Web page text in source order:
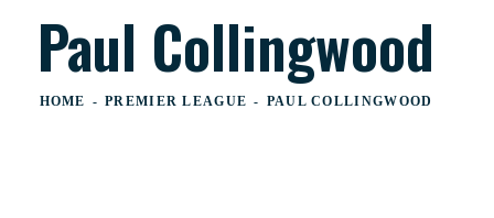
Paul Collingwood
HOME PREMIER LEAGUE PAUL COLLINGWOOD